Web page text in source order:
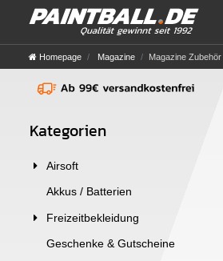
Homepage Magazine Magazine Zubehör
Kategorien
Airsoft
Akkus / Batterien
Freizeitbekleidung
Geschenke & Gutscheine